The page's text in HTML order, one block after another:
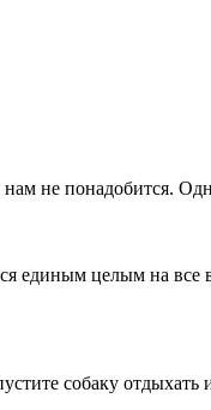
не понадобится.
единым целым на
собаку